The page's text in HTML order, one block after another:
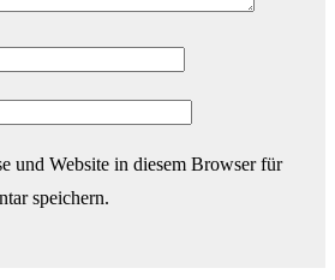
und Website in diesem Browser für
speichern.